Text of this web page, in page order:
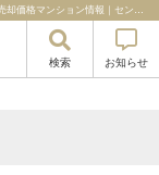
コンド川口 (川口駅から徒歩7分)の購入・売り物件、売却査定・相場・売却価格マンション情報｜センチュリー２１ベストパートナー
検索 お知らせ